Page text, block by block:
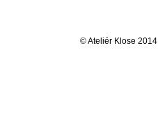
© Ateliér Klose 2014